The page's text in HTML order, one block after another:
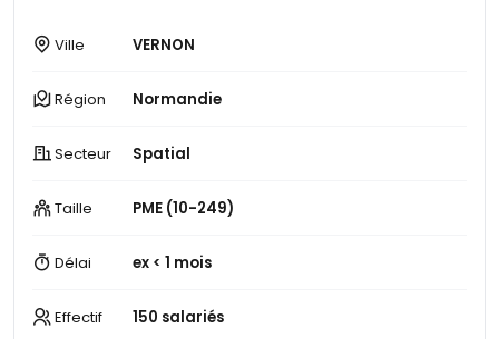
Ville VERNON
Région Normandie
Secteur Spatial
Taille PME (10-249)
Délai ex < 1 mois
Effectif 150 salariés